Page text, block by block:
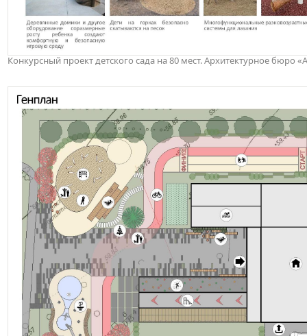
Конкурсный проект детского сада на 80 мест. Архитектурное бюро